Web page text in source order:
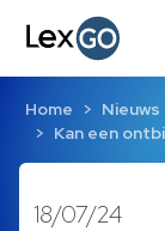
Home
Kan een
18/07/24